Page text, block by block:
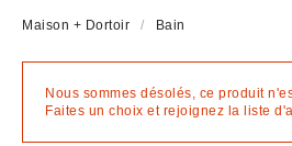
Maison + Dortoir Bain
Nous sommes désolés, ce produit
Faites un choix et rejoignez la liste